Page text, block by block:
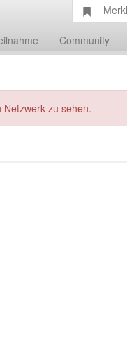
Community
zu sehen.